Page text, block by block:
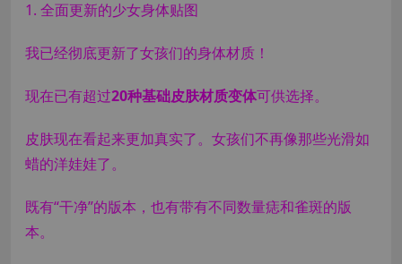
1. 全面更新的少女身体贴图
我已经彻底更新了女孩们的身体材质！
现在已有超过20种基础皮肤材质变体可供选择。
皮肤现在看起来更加真实了。女孩们不再像那些光滑如
蜡的洋娃娃了。
既有“干净”的版本，也有带有不同数量痣和雀斑的版
本。